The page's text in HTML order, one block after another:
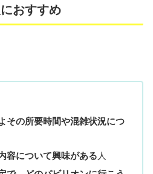
おすすめ
その所要時間や混雑状況につ
容について興味がある 人